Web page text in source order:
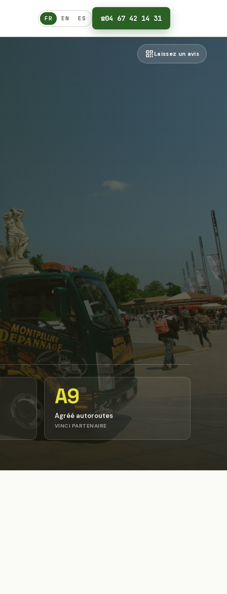
Français
FR EN ES ☎04 67 42 14 31
Laissez un avis
A9
Agréé autoroutes
VINCI PARTENAIRE